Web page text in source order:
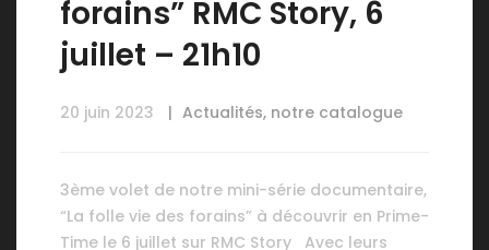
forains” RMC Story, 6
juillet – 21h10
20 juin 2023 Actualités, notre catalogue
3ème volet de notre mini-série documentaire,
“La folle vie des forains” à découvrir en Prime-
Time le 6 juillet sur RMC Story Avec leurs